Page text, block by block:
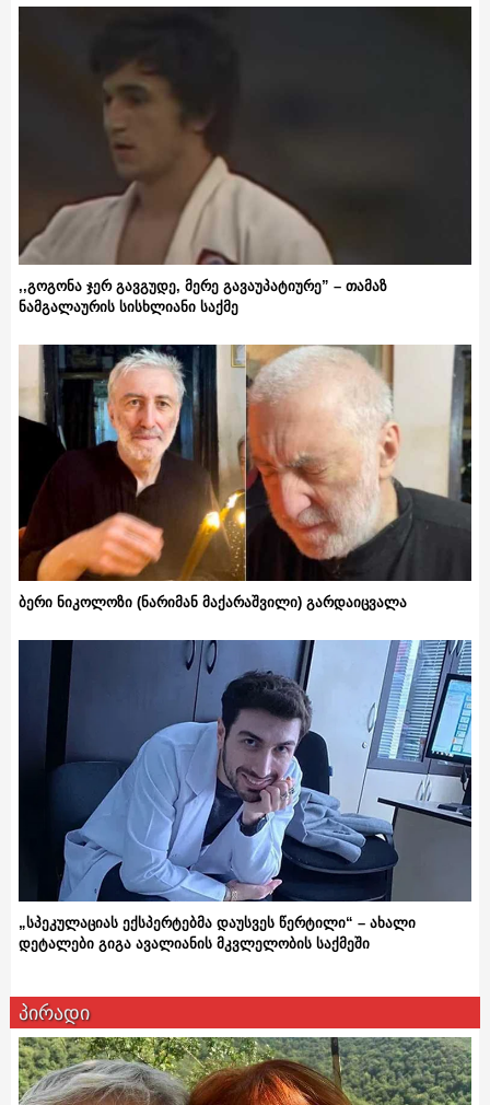
,,გოგონა ჯერ გავგუდე, მერე გავაუპატიურე” – თამაზ
ნამგალაურის სისხლიანი საქმე
ბერი ნიკოლოზი (ნარიმან მაქარაშვილი) გარდაიცვალა
„სპეკულაციას ექსპერტებმა დაუსვეს წერტილი“ – ახალი
დეტალები გიგა ავალიანის მკვლელობის საქმეში
პირადი